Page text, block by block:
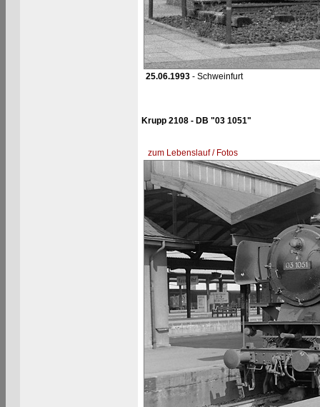
25.06.1993- Schweinfurt
Krupp 2108 - DB "03 1051"
zum Lebenslauf / Fotos